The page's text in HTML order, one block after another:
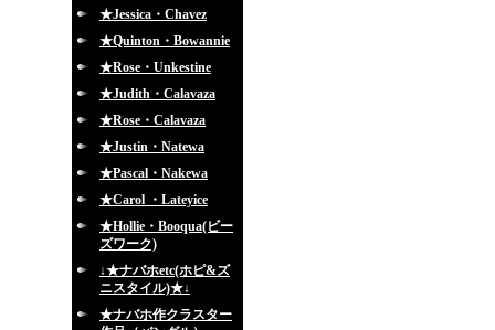
★Jessica・Chavez
★Quinton・Bowannie
★Rose・Unkestine
★Judith・Calavaza
★Rose・Calavaza
★Justin・Natewa
★Pascal・Nakewa
★Carol ・Lateyice
★Hollie・Booqua(ビー
ズワーク)
↓★ナバホetc(ホピ&ズ
ニスタイル)★↓
★ナバホ作クラスター